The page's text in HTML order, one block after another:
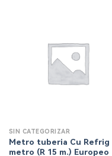
SIN CATEGORIZAR
Metro tuberia Cu Refrig
metro (R 15 m.) Europeo